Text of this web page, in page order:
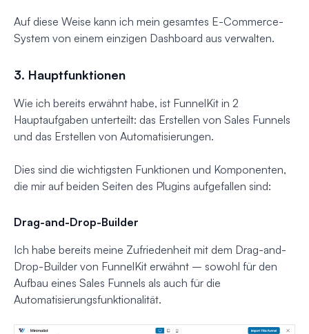
Auf diese Weise kann ich mein gesamtes E-Commerce-
System von einem einzigen Dashboard aus verwalten.
3. Hauptfunktionen
Wie ich bereits erwähnt habe, ist FunnelKit in 2
Hauptaufgaben unterteilt: das Erstellen von Sales Funnels
und das Erstellen von Automatisierungen.
Dies sind die wichtigsten Funktionen und Komponenten,
die mir auf beiden Seiten des Plugins aufgefallen sind:
Drag-and-Drop-Builder
Ich habe bereits meine Zufriedenheit mit dem Drag-and-
Drop-Builder von FunnelKit erwähnt – sowohl für den
Aufbau eines Sales Funnels als auch für die
Automatisierungsfunktionalität.